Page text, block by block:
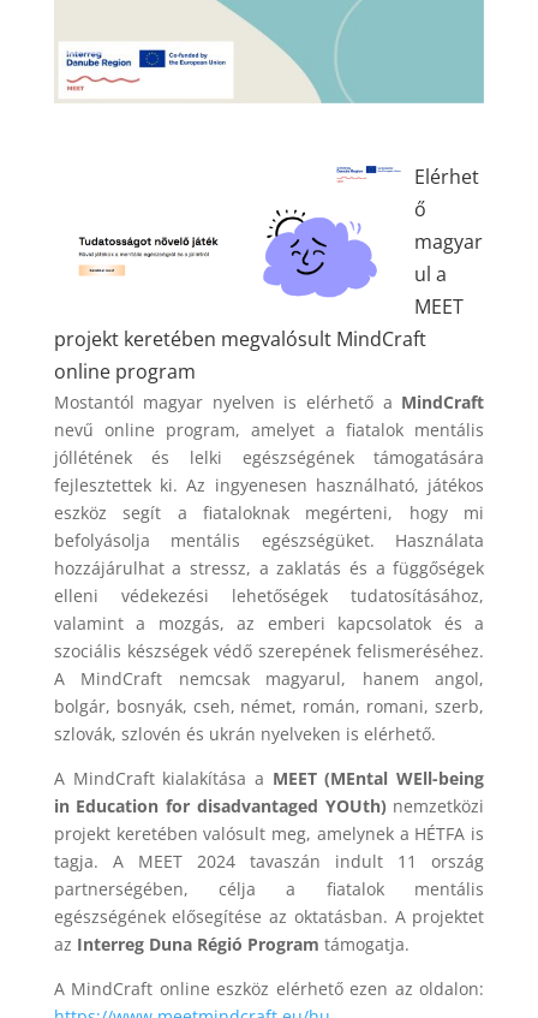
Elérhet
ő
magyar
ul a
MEET
projekt keretében megvalósult MindCraft
online program
Mostantól magyar nyelven is elérhető a MindCraft
nevű online program, amelyet a fiatalok mentális
jóllétének és lelki egészségének támogatására
fejlesztettek ki. Az ingyenesen használható, játékos
eszköz segít a fiataloknak megérteni, hogy mi
befolyásolja mentális egészségüket. Használata
hozzájárulhat a stressz, a zaklatás és a függőségek
elleni védekezési lehetőségek tudatosításához,
valamint a mozgás, az emberi kapcsolatok és a
szociális készségek védő szerepének felismeréséhez.
A MindCraft nemcsak magyarul, hanem angol,
bolgár, bosnyák, cseh, német, román, romani, szerb,
szlovák, szlovén és ukrán nyelveken is elérhető.
A MindCraft kialakítása a MEET (MEntal WEll-being
in Education for disadvantaged YOUth) nemzetközi
projekt keretében valósult meg, amelynek a HÉTFA is
tagja. A MEET 2024 tavaszán indult 11 ország
partnerségében, célja a fiatalok mentális
egészségének elősegítése az oktatásban. A projektet
az Interreg Duna Régió Program támogatja.
A MindCraft online eszköz elérhető ezen az oldalon: